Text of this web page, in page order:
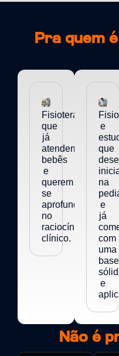
Pra quem
Fisioterapeutas
que
já
atendem
bebês
e
querem
se
aprofundar
no
raciocínio
clínico.
e
que
na
e
já
com
uma
base
e
Não é